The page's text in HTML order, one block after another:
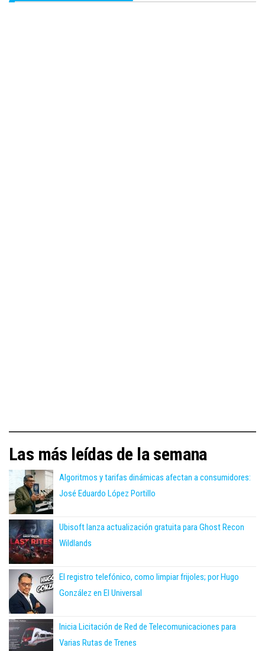
Las más leídas de la semana
Algoritmos y tarifas dinámicas afectan a consumidores:
José Eduardo López Portillo
Ubisoft lanza actualización gratuita para Ghost Recon
Wildlands
El registro telefónico, como limpiar frijoles; por Hugo
González en El Universal
Inicia Licitación de Red de Telecomunicaciones para
Varias Rutas de Trenes